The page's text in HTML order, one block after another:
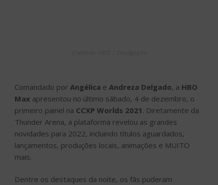
Comandado por Angélica e Andreza Delgado, a HBO
Max apresentou no último sábado, 4 de dezembro, o
primeiro painel na CCXP Worlds 2021 . Diretamente da
Thunder Arena, a plataforma revelou as grandes
novidades para 2022, incluindo títulos aguardados,
lançamentos, produções locais, animações e MUITO
mais.
Dentre os destaques da noite, os fãs puderam